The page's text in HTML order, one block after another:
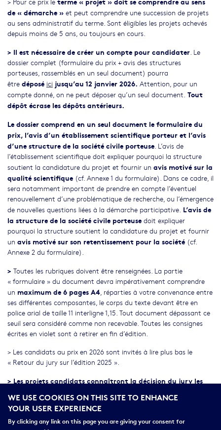
de « démarche » et peut comprendre une succession de projets
au sens administratif du terme. Sont éligibles les projets achevés
depuis moins de 5 ans, ou toujours en cours.
> Il est nécessaire de créer un compte pour candidater . Le
dossier complet (formulaire du prix + avis des structures
porteuses, rassemblés en un seul document) pourra
être déposé ici jusqu’au 12 janvier 2026. Attention, pour un
compte donné, on ne peut déposer qu’un seul document. Tout
dépôt écrase les dépôts antérieurs.
Le dossier comprend en un seul document le formulaire du
prix, l’avis d’un établissement scientifique porteur et l’avis
d’une structure de la société civile porteuse . L’avis de
l’établissement scientifique doit expliquer pourquoi la structure
soutient la candidature du projet et fournir un avis motivé sur la
qualité scientifique (cf. Annexe 1 du formulaire). Dans ce cadre, il
sera notamment important de prendre en compte l’éventuel
renouvellement d’une problématique de recherche, ou l’émergence
de nouvelles questions liées à la démarche participative. L’avis de
la structure de la société civile porteuse doit expliquer
pourquoi la structure soutient la candidature du projet et fournir
un avis motivé sur son retentissement pour la société (cf.
Annexe 2 du formulaire).
> Toutes les rubriques doivent être renseignées. La partie
« formulaire » du document devra impérativement comprendre
un maximum de 6 pages A4 , réparties à votre convenance entre
ses différentes composantes, le corps du texte devant être en
police arial de taille 11 interligne 1,15. Tout document dépassant ce
seuil sera considéré comme non recevable. Toutes les consignes
écrites en violet sont à retirer en fin d’édition.
> Les candidats au prix en 2026 sont invités à lire plus bas le
« Retour du jury sur l’édition 2025 ».
> Les projets candidats connaîtront la décision du jury les
peut, s’il le souhaite, soumettre une nouvelle candidature aux
prochains prix.
WE USE COOKIES ON THIS SITE TO ENHANCE
YOUR USER EXPERIENCE
By clicking any link on this page you are giving your consent for